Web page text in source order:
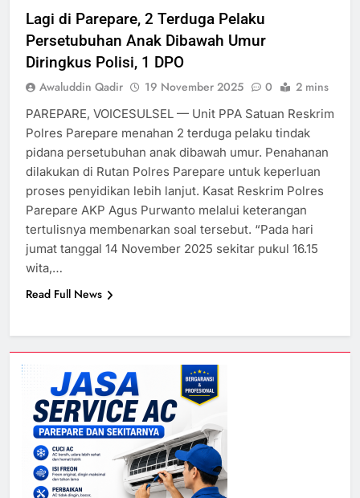
Lagi di Parepare, 2 Terduga Pelaku
Persetubuhan Anak Dibawah Umur
Diringkus Polisi, 1 DPO
Awaluddin Qadir 19 November 2025 0 2 mins
PAREPARE, VOICESULSEL — Unit PPA Satuan Reskrim
Polres Parepare menahan 2 terduga pelaku tindak
pidana persetubuhan anak dibawah umur. Penahanan
dilakukan di Rutan Polres Parepare untuk keperluan
proses penyidikan lebih lanjut. Kasat Reskrim Polres
Parepare AKP Agus Purwanto melalui keterangan
tertulisnya membenarkan soal tersebut. “Pada hari
jumat tanggal 14 November 2025 sekitar pukul 16.15
wita,…
Read Full News